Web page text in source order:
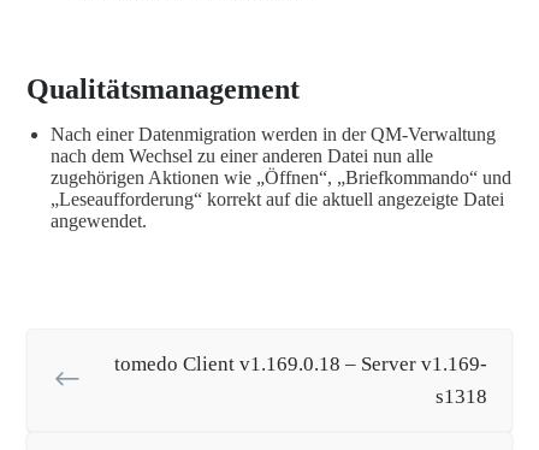
Qualitätsmanagement
Nach einer Datenmigration werden in der QM-Verwaltung
nach dem Wechsel zu einer anderen Datei nun alle
zugehörigen Aktionen wie „Öffnen“, „Briefkommando“ und
„Leseaufforderung“ korrekt auf die aktuell angezeigte Datei
angewendet.
tomedo Client v1.169.0.18 – Server v1.169-
s1318